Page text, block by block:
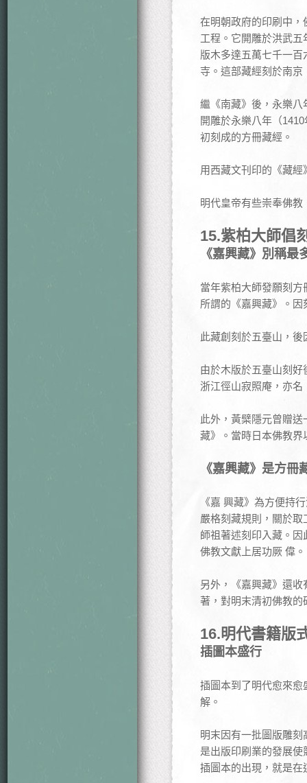
在明朝政府的印刷中
工程。它開雕於洪武
版木多達五萬七千一
寺。這部藏經刻於南京
繼《南藏》後，永樂八
開雕於永樂八年（
初刻成的方冊藏經。
用西藏文刊印的《藏
明代皇帝有些崇奉佛
15.紫柏大師倡
《嘉興藏》別稱最
當年紫柏大師發願刻
所謂的《嘉興藏》。
此藏創刻於五臺山，
由於木版於五臺山刻
浙江徑山寂照庵，亦名
此外，黃檗隱元曾贈
藏》。當時日本佛教
《嘉興藏》是方冊
《嘉 興藏》為方便持
嚴格刻藏規則，關於
師祖著述刻印入藏。
佛教文獻上居功厥 偉。
另外，《嘉興藏》還
著，對明末清初佛教
16.明代書籍版
插圖本盛行
插圖本到了明代愈來
解。
明末因有一批圖版雕
是出版印刷業的發展
插圖本的出現，就是